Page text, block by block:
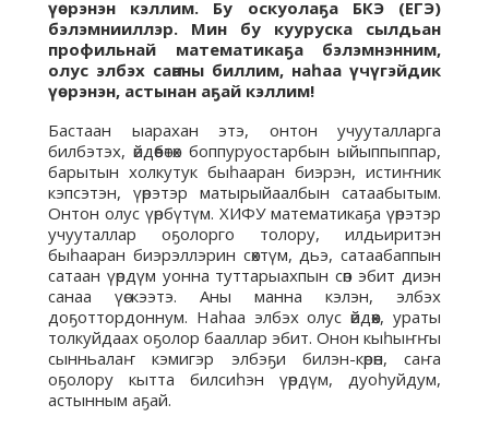
үөрэнэн кэллим.
Бу оскуолаҕа БКЭ (ЕГЭ)
бэлэмнииллэр. Мин бу кууруска сылдьан
профильнай математикаҕа бэлэмнэнним,
олус элбэх саҥаны биллим, наһаа үчүгэйдик
үөрэнэн, астынан аҕай кэллим!
Бастаан ыарахан этэ, онтон учууталларга
билбэтэх, өйдөөбөтөх боппуруостарбын ыйыппыппар,
барытын холкутук быһааран биэрэн, истиҥник
кэпсэтэн, үөрэтэр матырыйаалбын сатаабытым.
Онтон олус үөрбүтүм. ХИФУ математикаҕа үөрэтэр
учууталлар оҕолорго толору, илдьиритэн
быһааран биэрэллэрин сөхтүм, дьэ, сатаабаппын
сатаан үөрдүм уонна туттарыахпын сөп эбит диэн
санаа үөскээтэ. Аны манна кэлэн, элбэх
доҕоттордоннум. Наһаа элбэх олус өйдөөх, ураты
толкуйдаах оҕолор бааллар эбит. Онон кыһыҥҥы
сынньалаҥ кэмигэр элбэҕи билэн-көрөн, саҥа
оҕолору кытта билсиһэн үөрдүм, дуоһуйдум,
астынным аҕай.